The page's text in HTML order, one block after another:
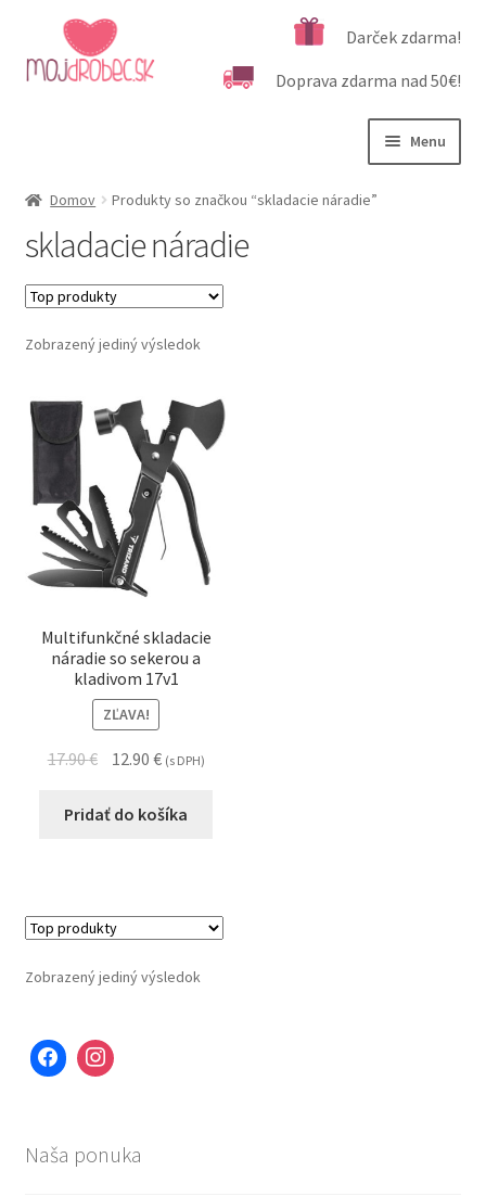
Preskočiť
na
navigáciu
Preskočiť
na
obsah
Darček zdarma!
Doprava zdarma nad 50€!
Menu
Podľa veku
Kategórie produktov
Dôležité informácie
Domov Produkty so značkou “skladacie náradie”
skladacie náradie
Zobrazený jediný výsledok
Multifunkčné skladacie
náradie so sekerou a
kladivom 17v1
ZĽAVA!
17.90€ 12.90 € (s DPH)
Pridať do košíka
Zobrazený jediný výsledok
Naša ponuka